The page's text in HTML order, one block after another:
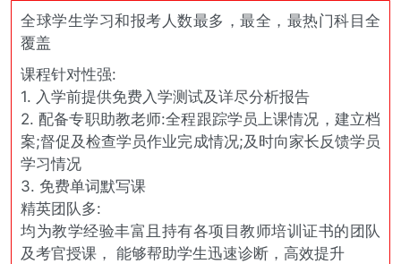
全球学生学习和报考人数最多，最全，最热门科目全
覆盖
课程针对性强:
1. 入学前提供免费入学测试及详尽分析报告
2. 配备专职助教老师:全程跟踪学员上课情况，建立档
案;督促及检查学员作业完成情况;及时向家长反馈学员
学习情况
3. 免费单词默写课
精英团队多:
均为教学经验丰富且持有各项目教师培训证书的团队
及考官授课， 能够帮助学生迅速诊断，高效提升